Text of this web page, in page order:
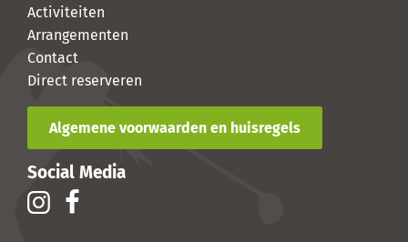
Activiteiten
Arrangementen
Contact
Direct reserveren
Algemene voorwaarden en huisregels
Social Media